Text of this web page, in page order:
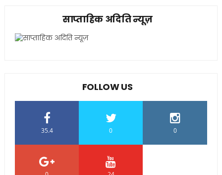
साप्ताहिक अदिति न्यूज़
FOLLOW US
35.4 0 0